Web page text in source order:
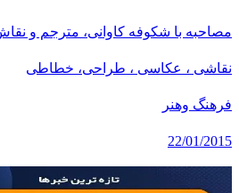
مصاحبه با شکوفه کاوانی، مترجم و
نقاشی ، عکاسی ، طراحی، خطاطی
فرهنگ وهنر
22/01/2015